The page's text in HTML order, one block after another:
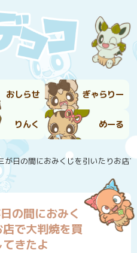
おしらせ ぎゃらりー
りんく めーる
が日の間におみくじを引いたりお店
の間におみく
で大判焼を買
きたよ